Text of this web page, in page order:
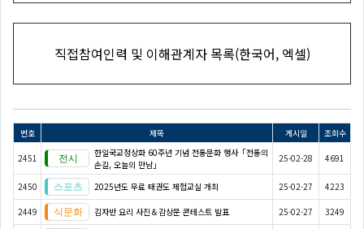
직접참여인력 및 이해관계자 목록(한국어, 엑셀)
번호 제목 게시일 조회수
2451
한일국교정상화 60주년 기념 전통문화 행사「전통의
손길, 오늘의 만남」
25-02-28 4691
2450 2025년도 무료 태권도 체험교실 개최 25-02-27 4223
2449 김자반 요리 사진＆감상문 콘테스트 발표 25-02-27 3249